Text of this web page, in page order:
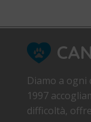
Diamo a ogni
1997
difficoltà,